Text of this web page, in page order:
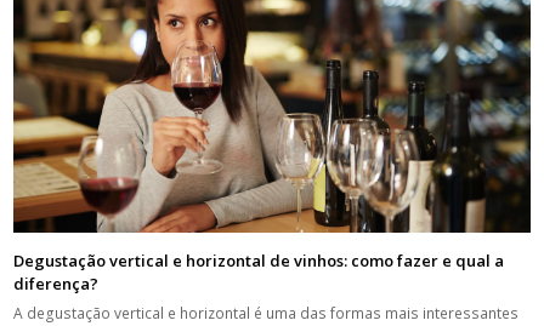
Degustação vertical e horizontal de vinhos: como fazer e qual a
diferença?
A degustação vertical e horizontal é uma das formas mais interessantes